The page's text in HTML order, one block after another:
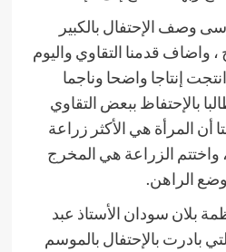
وصف الإحتفال بالكبير
، واضاف قدمنا التقاوي واليوم
إنتاجا واضحا وناجما
بالإحتفاظ ببعض التقاوي
أن المرأة هي الأكثر زراعة
الزراعة هي المخرج
الراهن.
بلان سودان الأستاذ عبد
بادرت بالإحتفال بالموسم